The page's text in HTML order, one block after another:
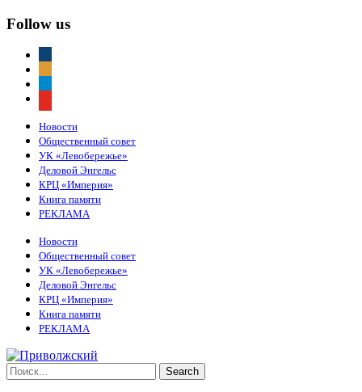
Follow us
Новости
Общественный совет
УК «Левобережье»
Деловой Энгельс
КРЦ «Империя»
Книга памяти
РЕКЛАМА
Новости
Общественный совет
УК «Левобережье»
Деловой Энгельс
КРЦ «Империя»
Книга памяти
РЕКЛАМА